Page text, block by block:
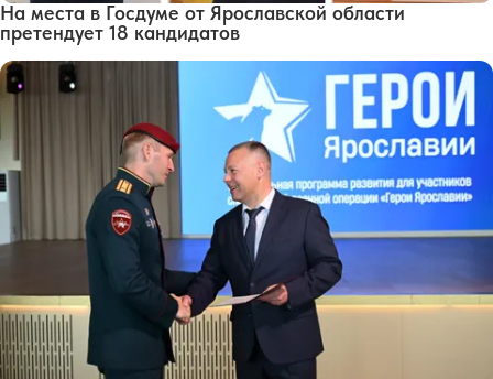
На места в Госдуме от Ярославской области
претендует 18 кандидатов